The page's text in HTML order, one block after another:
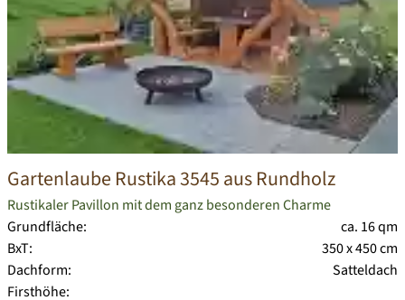
Gartenlaube Rustika 3545 aus Rundholz
Rustikaler Pavillon mit dem ganz besonderen Charme
Grundfläche:
ca. 16 qm
BxT:
350 x 450 cm
Dachform:
Satteldach
Firsthöhe: